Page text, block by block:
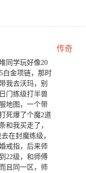
传奇
同学玩好像20
白金项链，那时
我去沃玛，别
门练级打半兽
地图，一个带
死爆了个魔2道
和我买走了，
在封魔练级，
戒指，后来师
22级，和师傅
且同一区，师